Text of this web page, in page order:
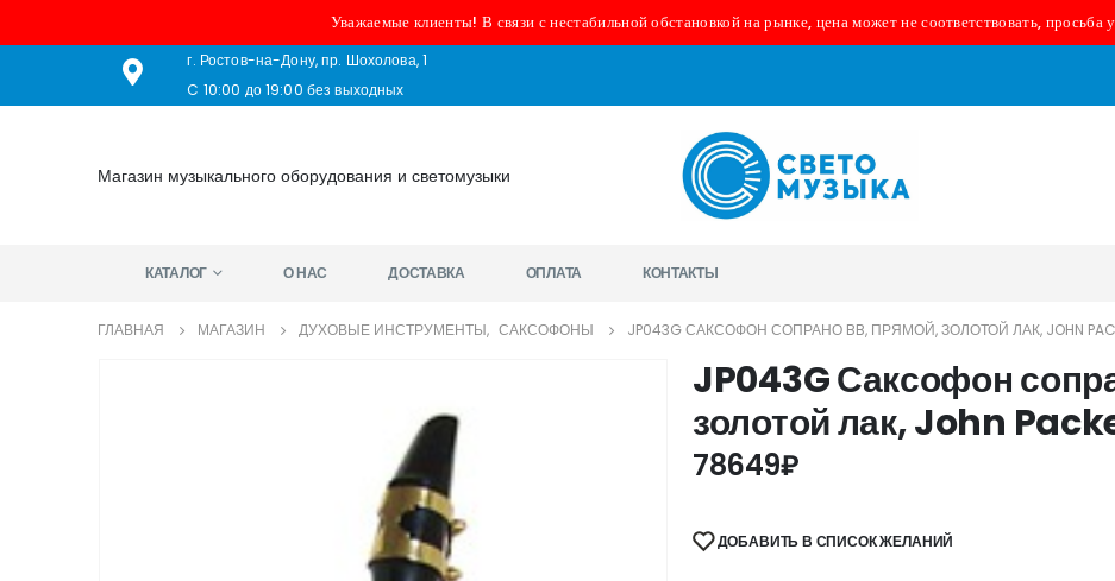
Уважаемые клиенты! В связи с нестабильной обстановкой на рынке, цена может не соответствовать, просьба
г. Ростов-на-Дону, пр. Шохолова, 1
C 10:00 до 19:00 без выходных
Магазин музыкального оборудования и светомузыки
КАТАЛОГ О НАС ДОСТАВКА ОПЛАТА КОНТАКТЫ
ГЛАВНАЯ МАГАЗИН ДУХОВЫЕ ИНСТРУМЕНТЫ, САКСОФОНЫ JP043G САКСОФОН СОПРАНО BB, ПРЯМОЙ, ЗОЛОТОЙ ЛАК, JOHN
JP043G Саксофон
золотой лак, John
78649₽
ДОБАВИТЬ В СПИСОК ЖЕЛАНИЙ